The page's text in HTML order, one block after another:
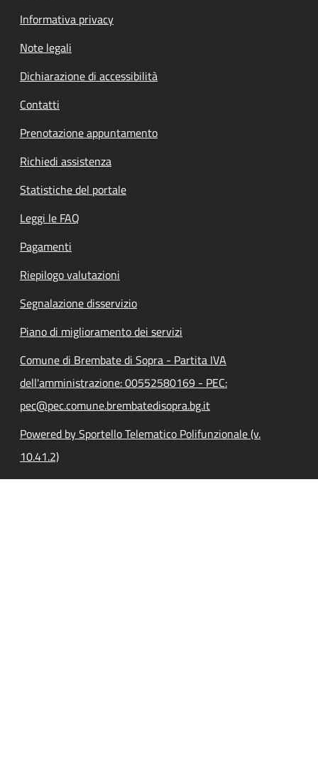
Informativa privacy
Note legali
Dichiarazione di accessibilità
Contatti
Prenotazione appuntamento
Richiedi assistenza
Statistiche del portale
Leggi le FAQ
Pagamenti
Riepilogo valutazioni
Segnalazione disservizio
Piano di miglioramento dei servizi
Comune di Brembate di Sopra - Partita IVA
dell'amministrazione: 00552580169 - PEC:
pec@pec.comune.brembatedisopra.bg.it
Powered by Sportello Telematico Polifunzionale (v.
10.41.2)